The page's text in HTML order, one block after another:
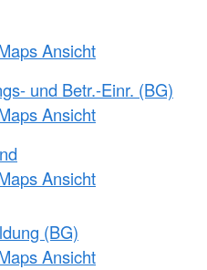
Ansicht
und Betr.-Einr. (BG)
Ansicht
Ansicht
(BG)
Ansicht